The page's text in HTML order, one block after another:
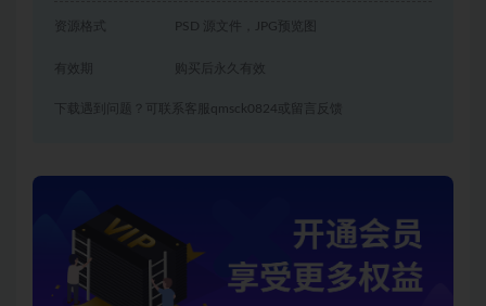
资源格式 PSD 源文件，JPG预览图
有效期 购买后永久有效
下载遇到问题？可联系客服qmsck0824或留言反馈